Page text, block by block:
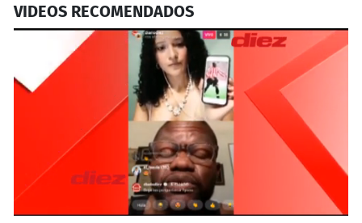
VIDEOS RECOMENDADOS